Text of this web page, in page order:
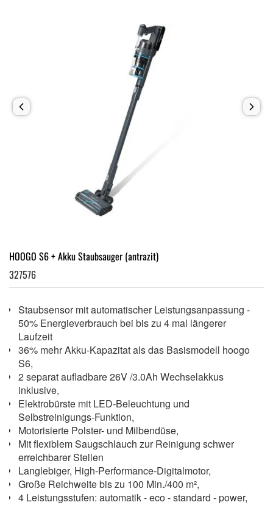
HOOGO S6 + Akku Staubsauger (antrazit)
327576
Staubsensor mit automatischer Leistungsanpassung -
50% Energieverbrauch bei bis zu 4 mal längerer
Laufzeit
36% mehr Akku-Kapazitat als das Basismodell hoogo
S6,
2 separat aufladbare 26V /3.0Ah Wechselakkus
inklusive,
Elektrobürste mit LED-Beleuchtung und
Selbstreinigungs-Funktion,
Motorisierte Polster- und Milbendüse,
Mit flexiblem Saugschlauch zur Reinigung schwer
erreichbarer Stellen
Langlebiger, High-Performance-Digitalmotor,
Große Reichweite bis zu 100 Min./400 m²,
4 Leistungsstufen: automatik - eco - standard - power,